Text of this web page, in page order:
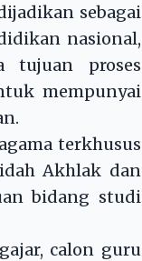
sebagai
nasional,
tujuan proses
mempunyai
terkhusus
Akhlak dan
bidang studi
calon guru